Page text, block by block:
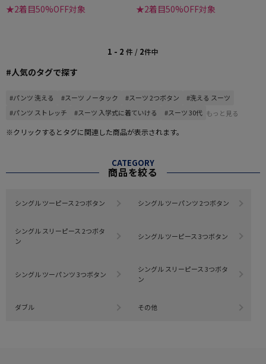
★2着目50%OFF対象 ★2着目50%OFF対象
1 - 2 件 / 2件中
#人気のタグで探す
#パンツ 洗える #スーツ ノータック #スーツ 2つボタン
#洗える スーツ
#パンツ ストレッチ
#スーツ 入学式に着ていける #スーツ 30代 もっと見る
※クリックするとタグに関連した商品が表示されます。
CATEGORY
商品を絞る
シングル ツーピース 2つボタン シングル ツーパンツ 2つボタン
シングル スリーピース 2つボタ
ン
シングル ツーピース 3つボタン
シングル ツーパンツ 3つボタン
シングル スリーピース 3つボタ
ン
ダブル その他